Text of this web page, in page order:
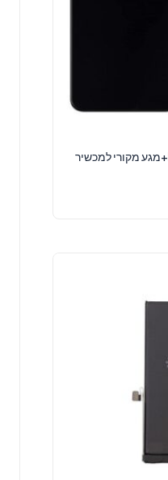
OnePlus החלפת מסך LCD+מגע מקורי למכשיר